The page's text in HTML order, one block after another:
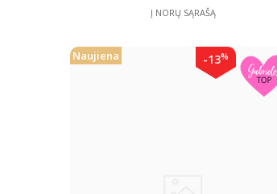
Į NORŲ SĄRAŠĄ
Naujiena -13%